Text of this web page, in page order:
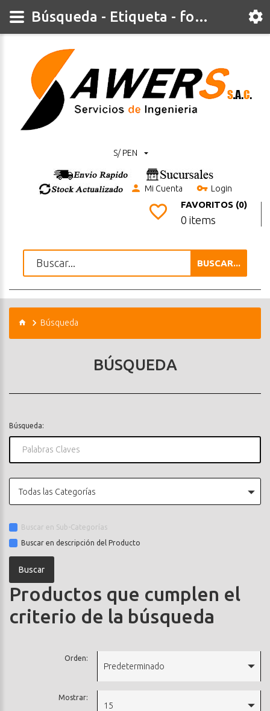
S/ PEN
Mi Cuenta Login
FAVORITOS (0)
0 items
BUSCAR...
Búsqueda
BÚSQUEDA
Búsqueda:
Todas las Categorías
Buscar en Sub-Categorías
Buscar en descripción del Producto
Productos que cumplen el
criterio de la búsqueda
Orden:
Predeterminado
Mostrar:
15
Búsqueda - Etiqueta - formaldehido